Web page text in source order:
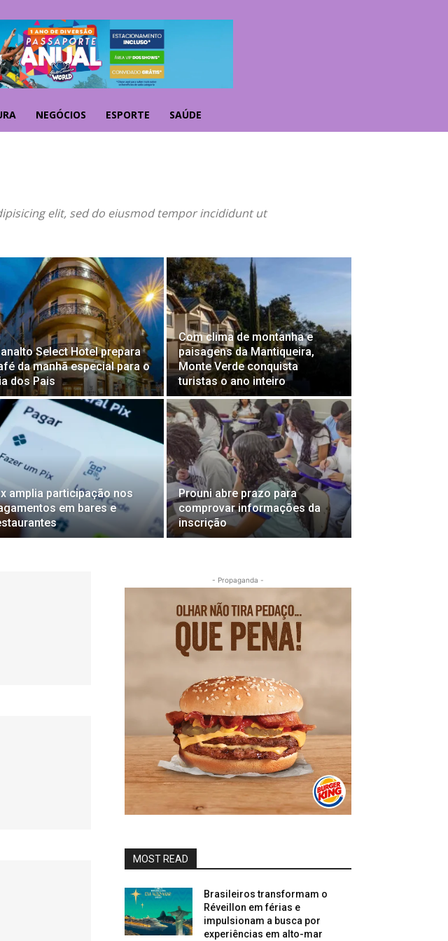
NEGÓCIOS ESPORTE SAÚDE
elit, sed do eiusmod tempor incididunt ut
Select Hotel prepara
da manhã especial para o
dos Pais
Com clima de montanha e
paisagens da Mantiqueira,
Monte Verde conquista
turistas o ano inteiro
amplia participação nos
em bares e
Prouni abre prazo para
comprovar informações da
inscrição
- Propaganda -
MOST READ
Brasileiros transformam o
Réveillon em férias e
impulsionam a busca por
experiências em alto-mar